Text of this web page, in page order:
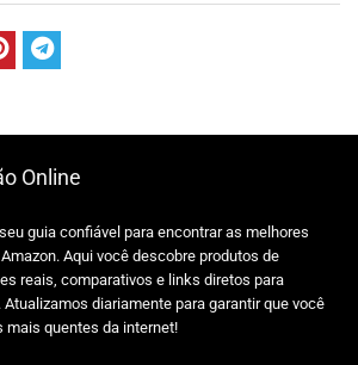
Online
guia confiável para encontrar as melhores
Aqui você descobre produtos de
reais, comparativos e links diretos para
diariamente para garantir que você
mais quentes da internet!